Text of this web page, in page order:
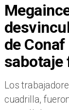
de
sabotaje
​Los
cuadrilla,